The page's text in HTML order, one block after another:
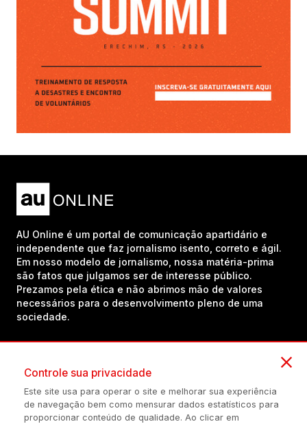
AU Online é um portal de comunicação apartidário e
independente que faz jornalismo isento, correto e ágil.
Em nosso modelo de jornalismo, nossa matéria-prima
são fatos que julgamos ser de interesse público.
Prezamos pela ética e não abrimos mão de valores
necessários para o desenvolvimento pleno de uma
sociedade.
(54) 98434-8385
Controle sua privacidade
Este site usa para operar o site e melhorar sua experiência
de navegação bem como mensurar dados estatísticos para
proporcionar conteúdo de qualidade. Ao clicar em